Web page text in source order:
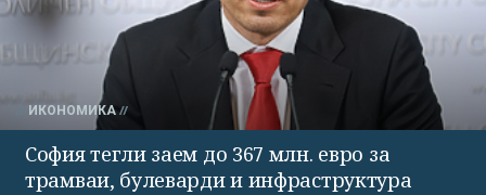
ИКОНОМИКА
София тегли заем до 367 млн. евро за
трамваи, булеварди и инфраструктура